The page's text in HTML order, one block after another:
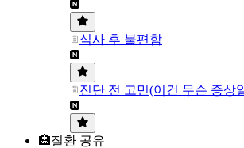
식사 후 불편함
진단 전 고민(이건 무슨 증상
🏥질환 공유